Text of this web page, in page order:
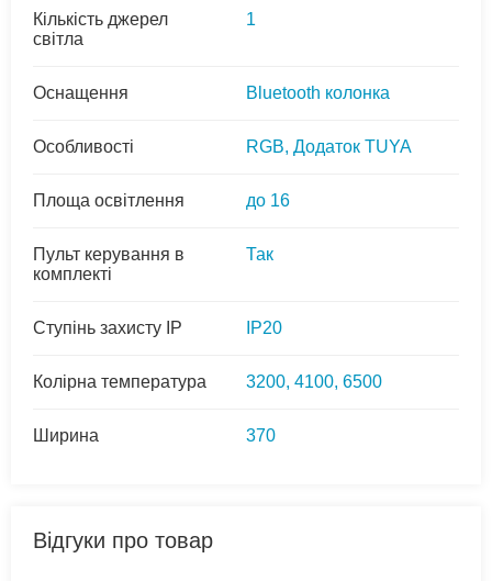
Кількість джерел
світла
1
Оснащення Bluetooth колонка
Особливості RGB, Додаток TUYA
Площа освітлення до 16
Пульт керування в
комплекті
Так
Ступінь захисту IP IP20
Колірна температура 3200, 4100, 6500
Ширина 370
Відгуки про товар